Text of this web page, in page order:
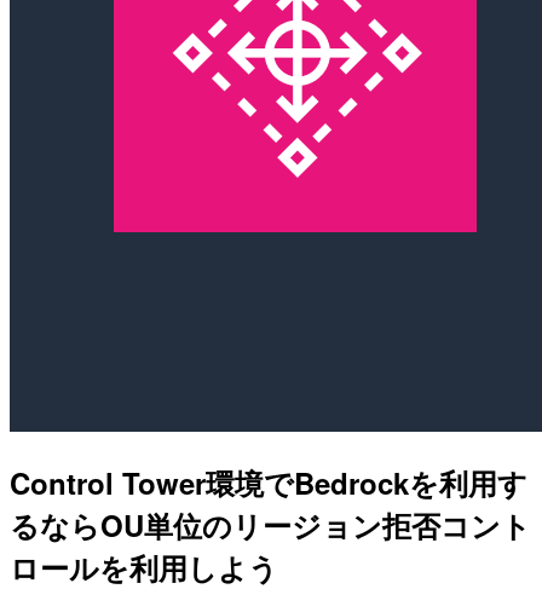
Control Tower環境でBedrockを利用す
るならOU単位のリージョン拒否コント
ロールを利用しよう